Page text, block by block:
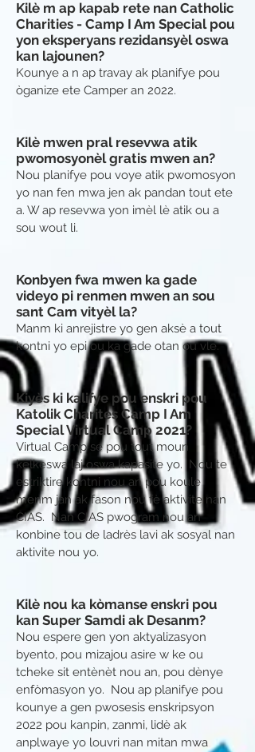
Kilè m ap kapab rete nan Catholic
Charities - Camp I Am Special pou
yon eksperyans rezidansyèl oswa
kan lajounen?
Kounye a n ap travay ak planifye pou
òganize ete Camper an 2022.
Kilè mwen pral resevwa atik
pwomosyonèl gratis mwen an?
Nou planifye pou voye atik pwomosyon
yo nan fen mwa jen ak pandan tout ete
a. W ap resevwa yon imèl lè atik ou a
sou wout li.
Konbyen fwa mwen ka gade
videyo pi renmen mwen an sou
sant Cam vityèl la?
Manm ki anrejistre yo gen aksè a tout
kontni yo epi ou ka gade otan ou vle.
Kiyès ki kalifye pou enskri pou
Katolik Charites Camp I Am
Special Virtual Camp 2021?
Virtual Camp se pou tout moun
kèlkeswa laj oswa kapasite yo. Nou te
estriktire kontni nou an pou koule
menm jan ak fason nou fè aktivite nan
CIAS. Nan CIAS pwogram nou an
konbine tou de ladrès lavi ak sosyal nan
aktivite nou yo.
Kilè nou ka kòmanse enskri pou
kan Super Samdi ak Desanm?
Nou espere gen yon aktyalizasyon
byento, pou mizajou asire w ke ou
tcheke sit entènèt nou an, pou dènye
enfòmasyon yo. Nou ap planifye pou
kounye a gen pwosesis enskripsyon
2022 pou kanpin, zanmi, lidè ak
anplwaye yo louvri nan mitan mwa